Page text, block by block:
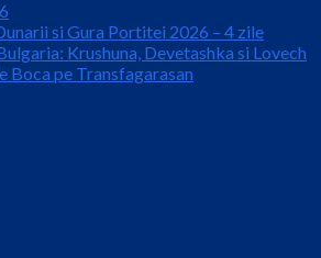
si Gura Portitei 2026 – 4 zile
Krushuna, Devetashka si Lovech
Boca pe Transfagarasan